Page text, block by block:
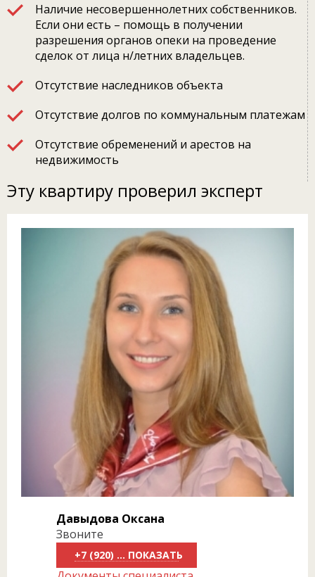
Наличие несовершеннолетних собственников.
Если они есть – помощь в получении
разрешения органов опеки на проведение
сделок от лица н/летних владельцев.
Отсутствие наследников объекта
Отсутствие долгов по коммунальным платежам
Отсутствие обременений и арестов на
недвижимость
Эту квартиру проверил эксперт
Давыдова Оксана
Звоните
+7 (920) 289-39-99